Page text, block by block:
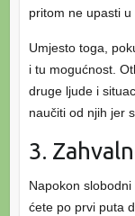
pritom ne upasti
Umjesto toga,
i tu mogućnost.
druge ljude i
naučiti od njih jer
3.
Napokon
ćete po prvi puta